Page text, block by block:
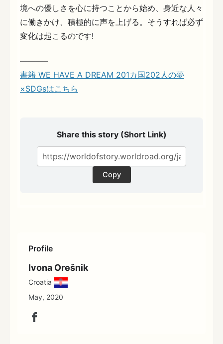
Profile
Ivona Orešnik
Croatia
May, 2020
境への優しさを心に持つことから始め、身近な人々
に働きかけ、積極的に声を上げる。そうすれば必ず
変化は起こるのです!
———–
書籍 WE HAVE A DREAM 201カ国202人の夢
×SDGsはこちら
Share this story (Short Link)
Copy